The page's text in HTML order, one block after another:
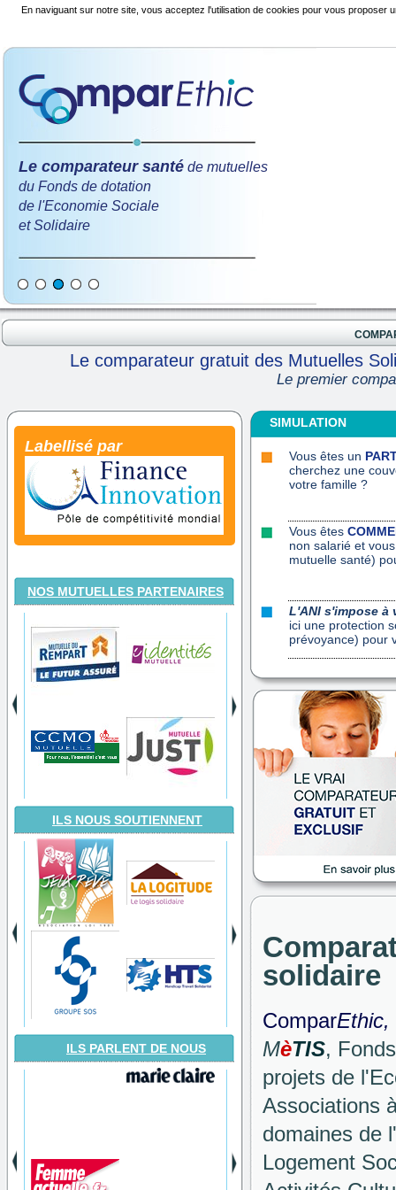
En naviguant sur notre site, vous acceptez l'utilisation de cookies pour vous
Le comparateur santé de mutuelles
du Fonds de dotation
de l'Economie Sociale
et Solidaire
Le comparateur gratuit des Mutuelles
Le premier
Labellisé par
NOS MUTUELLES PARTENAIRES
ILS NOUS SOUTIENNENT
ILS PARLENT DE NOUS
SIMULATION
Vous êtes un
cherchez une
votre famille ?
Vous êtes
non salarié et
mutuelle santé)
L'ANI s'impose à
ici une protection
prévoyance) pour
solidaire
ComparEthic,
MèTIS,
projets de
Associations
domaines de l'
Logement